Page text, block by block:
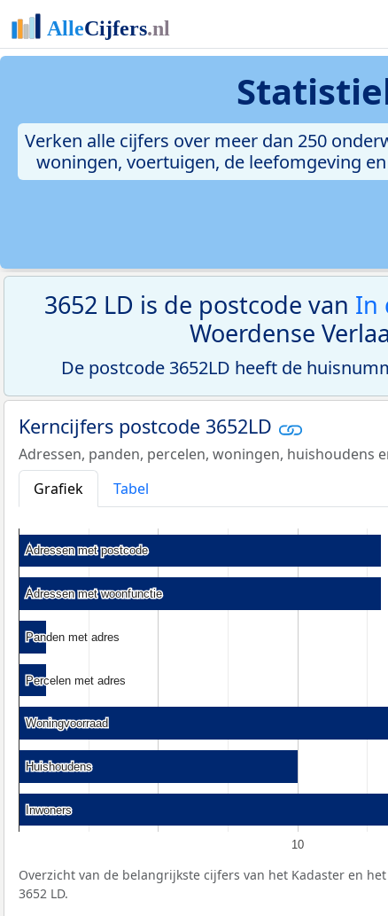
Verken alle cijfers over meer dan 250
woningen, voertuigen, de leefomgeving
3652 LD is de postcode van In
Woerdense
De postcode 3652LD heeft de
Kerncijfers postcode 3652LD
Adressen, panden, percelen, woningen, huishoudens
Grafiek
Tabel
10
Adressen met postcode
Adressen met postcode
Adressen met woonfunctie
Adressen met woonfunctie
Panden met adres
Panden met adres
Percelen met adres
Percelen met adres
Woningvoorraad
Woningvoorraad
Huishoudens
Huishoudens
Inwoners
Inwoners
Overzicht van de belangrijkste cijfers van het Kadaster en het
3652 LD.